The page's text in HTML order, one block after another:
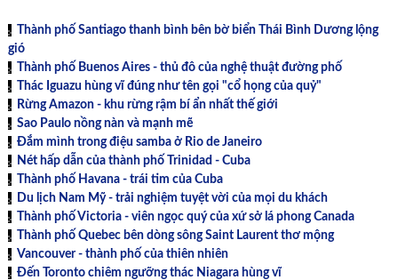
Thành phố Santiago thanh bình bên bờ biển Thái Bình Dương lộng
gió
Thành phố Buenos Aires - thủ đô của nghệ thuật đường phố
Thác Iguazu hùng vĩ đúng như tên gọi "cổ họng của quỷ"
Rừng Amazon - khu rừng rậm bí ẩn nhất thế giới
Sao Paulo nồng nàn và mạnh mẽ
Đắm mình trong điệu samba ở Rio de Janeiro
Nét hấp dẫn của thành phố Trinidad - Cuba
Thành phố Havana - trái tim của Cuba
Du lịch Nam Mỹ - trải nghiệm tuyệt vời của mọi du khách
Thành phố Victoria - viên ngọc quý của xứ sở lá phong Canada
Thành phố Quebec bên dòng sông Saint Laurent thơ mộng
Vancouver - thành phố của thiên nhiên
Đến Toronto chiêm ngưỡng thác Niagara hùng vĩ